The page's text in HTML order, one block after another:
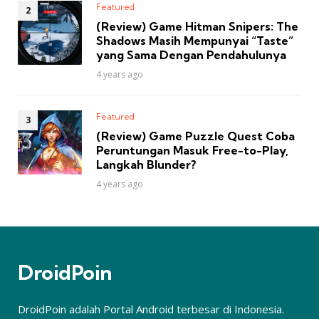
Featured
(Review) Game Hitman Snipers: The
Shadows Masih Mempunyai “Taste”
yang Sama Dengan Pendahulunya
4 years ago
Featured
(Review) Game Puzzle Quest Coba
Peruntungan Masuk Free-to-Play,
Langkah Blunder?
4 years ago
DroidPoin
DroidPoin adalah Portal Android terbesar di Indonesia.